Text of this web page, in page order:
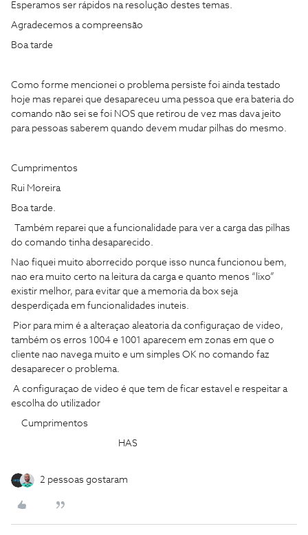
Esperamos ser rápidos na resolução destes temas.
Agradecemos a compreensão
Boa tarde
Como forme mencionei o problema persiste foi ainda testado
hoje mas reparei que desapareceu uma pessoa que era bateria do
comando não sei se foi NOS que retirou de vez mas dava jeito
para pessoas saberem quando devem mudar pilhas do mesmo.
Cumprimentos
Rui Moreira
Boa tarde.
Também reparei que a funcionalidade para ver a carga das pilhas
do comando tinha desaparecido.
Nao fiquei muito aborrecido porque isso nunca funcionou bem,
nao era muito certo na leitura da carga e quanto menos “lixo”
existir melhor, para evitar que a memoria da box seja
desperdiçada em funcionalidades inuteis.
Pior para mim é a alteraçao aleatoria da configuraçao de video,
também os erros 1004 e 1001 aparecem em zonas em que o
cliente nao navega muito e um simples OK no comando faz
desaparecer o problema.
A configuraçao de video é que tem de ficar estavel e respeitar a
escolha do utilizador
Cumprimentos
HAS
2 pessoas gostaram